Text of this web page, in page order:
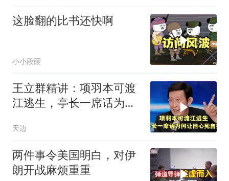
这脸翻的比书还快啊
小小段砸
王立群精讲：项羽本可渡
江逃生，亭长一席话为何
天边
两件事令美国明白，对伊
朗开战麻烦重重